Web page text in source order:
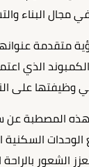
مجال البناء
متقدمة عنوانها
الذي
على
هذه المصطبة عن
السكنية
الشعور بالراحة